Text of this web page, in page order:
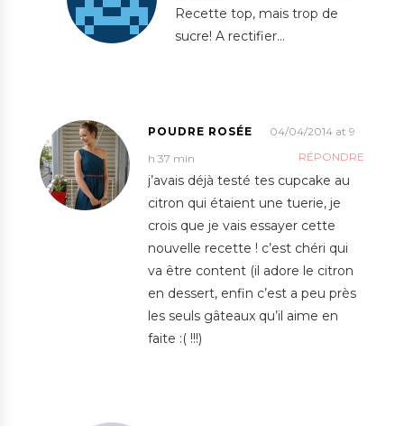
Recette top, mais trop de
sucre! A rectifier…
POUDRE ROSÉE
04/04/2014 at 9
h 37 min
RÉPONDRE
j’avais déjà testé tes cupcake au
citron qui étaient une tuerie, je
crois que je vais essayer cette
nouvelle recette ! c’est chéri qui
va être content (il adore le citron
en dessert, enfin c’est a peu près
les seuls gâteaux qu’il aime en
faite :( !!!)